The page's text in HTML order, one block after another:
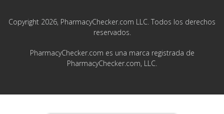
Copyright 2026, PharmacyChecker.com LLC. Todos los derechos
reservados.
PharmacyChecker.com es una marca registrada de
PharmacyChecker.com, LLC.